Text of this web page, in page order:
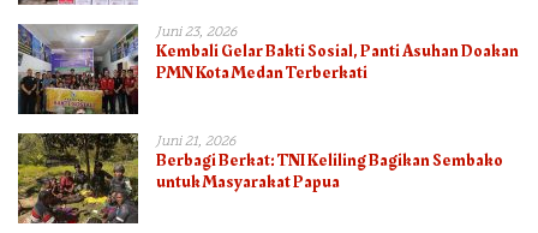
Juni 23, 2026
Kembali Gelar Bakti Sosial, Panti Asuhan Doakan
PMN Kota Medan Terberkati
Juni 21, 2026
Berbagi Berkat: TNI Keliling Bagikan Sembako
untuk Masyarakat Papua